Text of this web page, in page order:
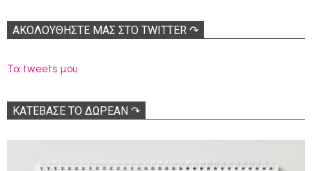
ΑΚΟΛΟΥΘΉΣΤΕ ΜΑΣ ΣΤΟ TWITTER ↷
Τα tweets μου
ΚΑΤΕΒΑΣΕ ΤΟ ΔΩΡΕΑΝ ↷